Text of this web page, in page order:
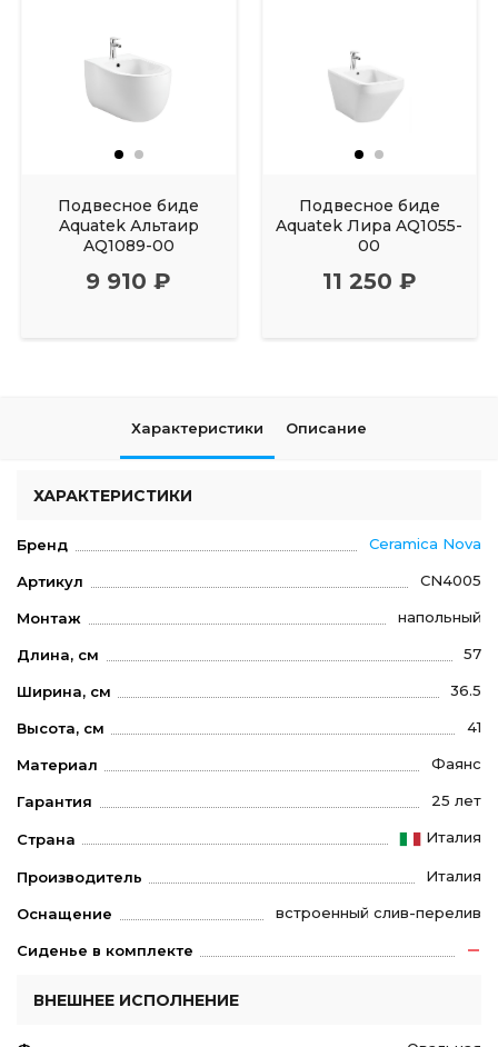
Подвесное биде
Aquatek Альтаир
AQ1089-00
9 910 ₽
Подвесное биде
Aquatek Лира AQ1055-
00
11 250 ₽
Характеристики Описание
ХАРАКТЕРИСТИКИ
Бренд Ceramica Nova
Артикул CN4005
Монтаж напольный
Длина, см 57
Ширина, см 36.5
Высота, см 41
Материал Фаянс
Гарантия 25 лет
Страна Италия
Производитель Италия
Оснащение встроенный слив-перелив
Сиденье в комплекте
ВНЕШНЕЕ ИСПОЛНЕНИЕ